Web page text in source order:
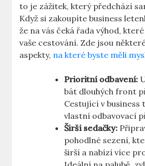
to je zážitek, který předchází
Když si zakoupíte business
že na vás čeká řada výhod,
vaše cestování. Zde jsou
aspekty, na které byste měli
Prioritní odbavení:
bát dlouhých front
Cestující v
vlastní odbavovací
Širší sedačky:
pohodlné sezení,
širší a nabízí více